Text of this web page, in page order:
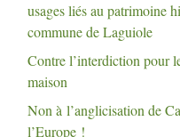
usages liés au patrimoine
commune de Laguiole
Contre l’interdiction pour
maison
Non à l’anglicisation de
l’Europe !